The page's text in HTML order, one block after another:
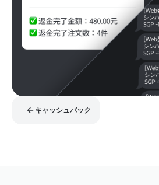
キャッシュバック